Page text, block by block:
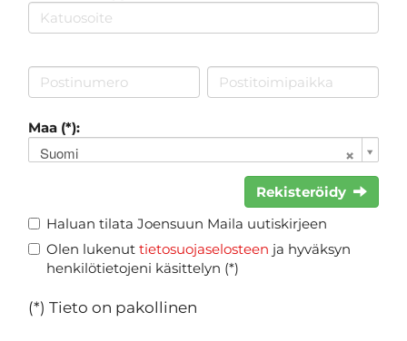
Maa (*):
Suomi
Rekisteröidy
Haluan tilata Joensuun Maila uutiskirjeen
Olen lukenut tietosuojaselosteen ja hyväksyn
henkilötietojeni käsittelyn (*)
(*) Tieto on pakollinen